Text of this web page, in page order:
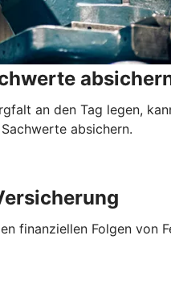
an den Tag legen,
absichern.
finanziellen Folgen von